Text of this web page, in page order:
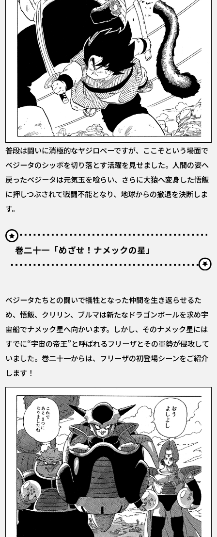
普段は闘いに消極的なヤジロベーですが、ここぞという場面で
ベジータのシッポを切り落とす活躍を見せました。人間の姿へ
戻ったベジータは元気玉を喰らい、さらに大猿へ変身した悟飯
に押しつぶされて戦闘不能となり、地球からの撤退を決断しま
す。
巻二十一「めざせ！ナメックの星」
ベジータたちとの闘いで犠牲となった仲間を生き返らせるた
め、悟飯、クリリン、ブルマは新たなドラゴンボールを求め宇
宙船でナメック星へ向かいます。しかし、そのナメック星には
すでに“宇宙の帝王”と呼ばれるフリーザとその軍勢が侵攻して
いました。巻二十一からは、フリーザの初登場シーンをご紹介
します！